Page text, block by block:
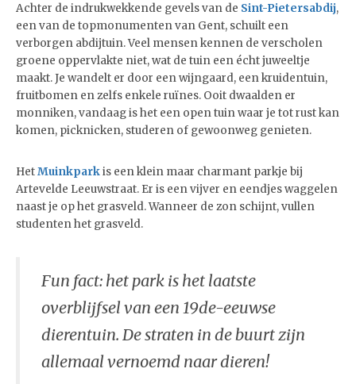
Achter de indrukwekkende gevels van de Sint-Pietersabdij,
een van de topmonumenten van Gent, schuilt een
verborgen abdijtuin. Veel mensen kennen de verscholen
groene oppervlakte niet, wat de tuin een écht juweeltje
maakt. Je wandelt er door een wijngaard, een kruidentuin,
fruitbomen en zelfs enkele ruïnes. Ooit dwaalden er
monniken, vandaag is het een open tuin waar je tot rust kan
komen, picknicken, studeren of gewoonweg genieten.
HetMuinkparkis een klein maar charmant parkje bij
Artevelde Leeuwstraat. Er is een vijver en eendjes waggelen
naast je op het grasveld. Wanneer de zon schijnt, vullen
studenten het grasveld.
Fun fact: het park is het laatste
overblijfsel van een 19de-eeuwse
dierentuin. De straten in de buurt zijn
allemaal vernoemd naar dieren!